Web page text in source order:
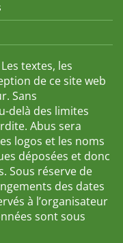
textes, les
de ce site web
Sans
delà des limites
Abus sera
logos et les noms
déposées et donc
Sous réserve de
des dates
à l’organisateur
sont sous